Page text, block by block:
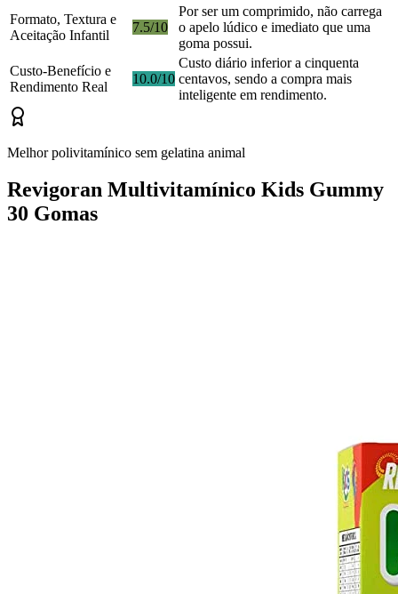
Formato, Textura e
Aceitação Infantil
7.5/10
Por ser um comprimido, não carrega
o apelo lúdico e imediato que uma
goma possui.
Custo-Benefício e
Rendimento Real
10.0/10
Custo diário inferior a cinquenta
centavos, sendo a compra mais
inteligente em rendimento.
Melhor polivitamínico sem gelatina animal
Revigoran Multivitamínico Kids Gummy
30 Gomas